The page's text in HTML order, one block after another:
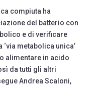
compiuta ha
del batterio con
e di verificare
metabolica unica’
alimentare in acido
da tutti gli altri
Andrea Scaloni,